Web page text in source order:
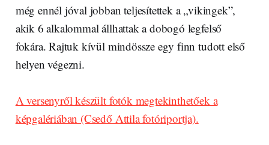
még ennél jóval jobban teljesítettek a „vikingek”,
akik 6 alkalommal állhattak a dobogó legfelső
fokára. Rajtuk kívül mindössze egy finn tudott első
helyen végezni.
A versenyről készült fotók megtekinthetőek a
képgalériában (Csedő Attila fotóriportja).